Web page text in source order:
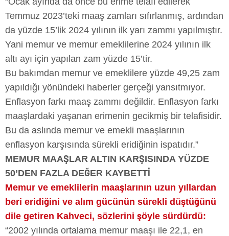
Temmuz 2023’teki maaş zamları sıfırlanmış, ardından
da yüzde 15’lik 2024 yılının ilk yarı zammı yapılmıştır.
Yani memur ve memur emeklilerine 2024 yılının ilk
altı ayı için yapılan zam yüzde 15’tir.
Bu bakımdan memur ve emeklilere yüzde 49,25 zam
yapıldığı yönündeki haberler gerçeği yansıtmıyor.
Enflasyon farkı maaş zammı değildir. Enflasyon farkı
maaşlardaki yaşanan erimenin gecikmiş bir telafisidir.
Bu da aslında memur ve emekli maaşlarının
enflasyon karşısında sürekli eridiğinin ispatıdır.”
MEMUR MAAŞLAR ALTIN KARŞISINDA YÜZDE
50’DEN FAZLA DEĞER KAYBETTİ
Memur ve emeklilerin maaşlarının uzun yıllardan
beri eridiğini ve alım gücünün sürekli düştüğünü
dile getiren Kahveci, sözlerini şöyle sürdürdü:
“2002 yılında ortalama memur maaşı ile 22,1, en